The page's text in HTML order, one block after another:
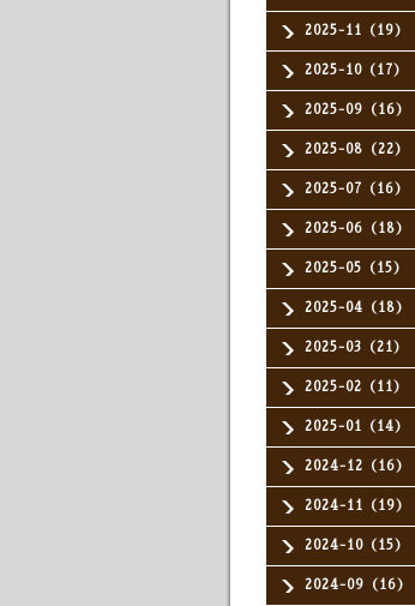
2025-11（19）
2025-10（17）
2025-09（16）
2025-08（22）
2025-07（16）
2025-06（18）
2025-05（15）
2025-04（18）
2025-03（21）
2025-02（11）
2025-01（14）
2024-12（16）
2024-11（19）
2024-10（15）
2024-09（16）